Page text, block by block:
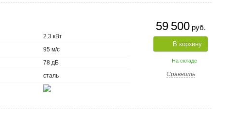
59 500руб.
В корзину
На складе
Сравнить
2.3 кВт
95 м/с
78 дБ
сталь